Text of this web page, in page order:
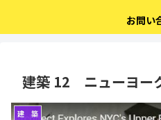
お問い
建築 12 ニューヨー
建 築